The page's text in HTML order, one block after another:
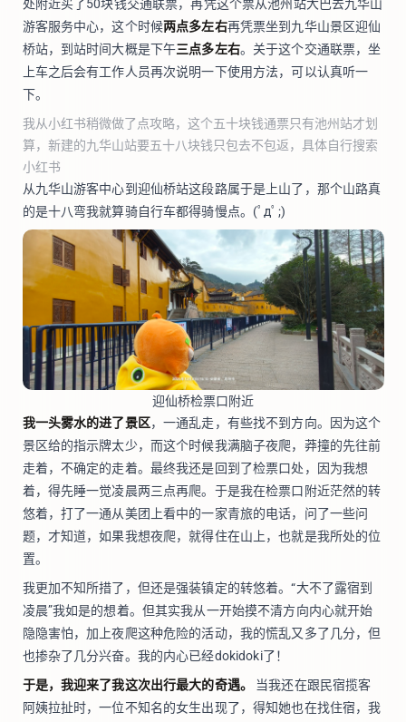
处附近买了50块钱交通联票，再凭这个票从池州站大巴去九华山
游客服务中心，这个时候两点多左右再凭票坐到九华山景区迎仙
桥站，到站时间大概是下午三点多左右。关于这个交通联票，坐
上车之后会有工作人员再次说明一下使用方法，可以认真听一
下。
我从小红书稍微做了点攻略，这个五十块钱通票只有池州站才划
算，新建的九华山站要五十八块钱只包去不包返，具体自行搜索
小红书
从九华山游客中心到迎仙桥站这段路属于是上山了，那个山路真
的是十八弯我就算骑自行车都得骑慢点。(ﾟдﾟ;)
迎仙桥检票口附近
我一头雾水的进了景区，一通乱走，有些找不到方向。因为这个
景区给的指示牌太少，而这个时候我满脑子夜爬，莽撞的先往前
走着，不确定的走着。最终我还是回到了检票口处，因为我想
着，得先睡一觉凌晨两三点再爬。于是我在检票口附近茫然的转
悠着，打了一通从美团上看中的一家青旅的电话，问了一些问
题，才知道，如果我想夜爬，就得住在山上，也就是我所处的位
置。
我更加不知所措了，但还是强装镇定的转悠着。“大不了露宿到
凌晨”我如是的想着。但其实我从一开始摸不清方向内心就开始
隐隐害怕，加上夜爬这种危险的活动，我的慌乱又多了几分，但
也掺杂了几分兴奋。我的内心已经dokidoki了！
于是，我迎来了我这次出行最大的奇遇。
当我还在跟民宿揽客
阿姨拉扯时，一位不知名的女生出现了，得知她也在找住宿，我